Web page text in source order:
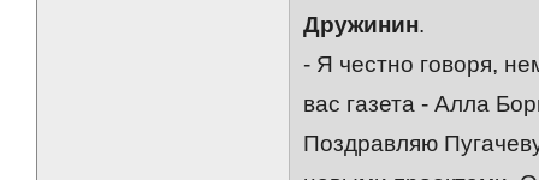
Дружинин.
- Я честно говоря,
вас газета - Алла
Поздравляю